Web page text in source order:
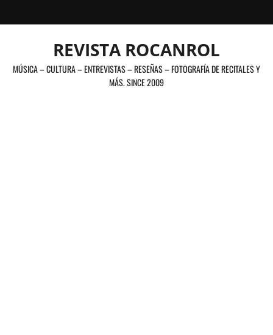
al
REVISTA ROCANROL
MÚSICA – CULTURA – ENTREVISTAS – RESEÑAS – FOTOGRAFÍA DE RECITALES Y
MÁS. SINCE 2009